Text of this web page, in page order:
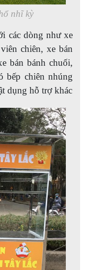
nhĩ kỳ
các dòng như xe
chiên, xe bán
bán bánh chuối,
bếp chiên nhúng
dụng hỗ trợ khác